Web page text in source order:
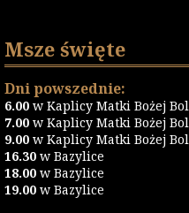
Msze święte
Dni powszednie:
6.00 w Kaplicy Matki Bożej
7.00 w Kaplicy Matki Bożej
9.00 w Kaplicy Matki Bożej
16.30 w Bazylice
18.00 w Bazylice
19.00 w Bazylice